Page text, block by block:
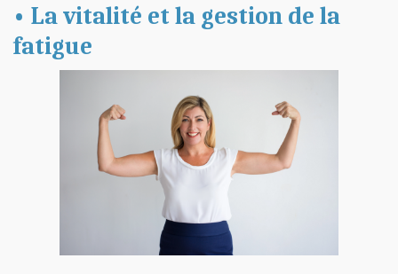
• La vitalité et la gestion de la
fatigue